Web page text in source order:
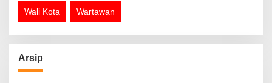
Wali Kota Wartawan
Arsip